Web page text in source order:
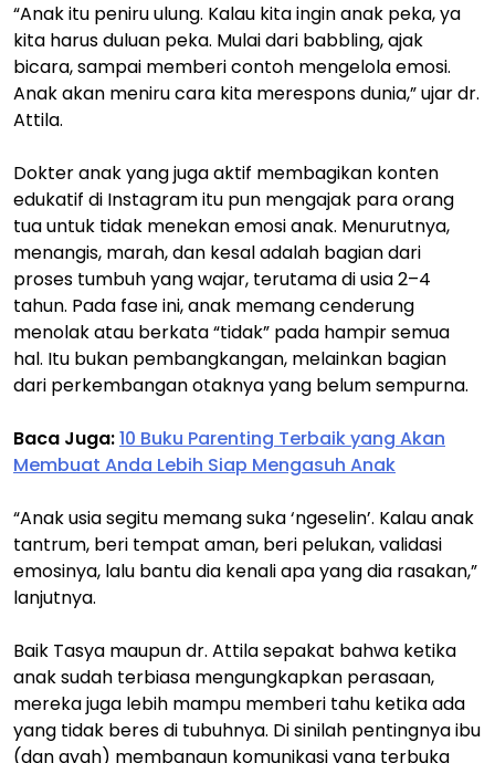
“Anak itu peniru ulung. Kalau kita ingin anak peka, ya
kita harus duluan peka. Mulai dari babbling, ajak
bicara, sampai memberi contoh mengelola emosi.
Anak akan meniru cara kita merespons dunia,” ujar dr.
Attila.
Dokter anak yang juga aktif membagikan konten
edukatif di Instagram itu pun mengajak para orang
tua untuk tidak menekan emosi anak. Menurutnya,
menangis, marah, dan kesal adalah bagian dari
proses tumbuh yang wajar, terutama di usia 2–4
tahun. Pada fase ini, anak memang cenderung
menolak atau berkata “tidak” pada hampir semua
hal. Itu bukan pembangkangan, melainkan bagian
dari perkembangan otaknya yang belum sempurna.
Baca Juga:10 Buku Parenting Terbaik yang Akan
Membuat Anda Lebih Siap Mengasuh Anak
“Anak usia segitu memang suka ‘ngeselin’. Kalau anak
tantrum, beri tempat aman, beri pelukan, validasi
emosinya, lalu bantu dia kenali apa yang dia rasakan,”
lanjutnya.
Baik Tasya maupun dr. Attila sepakat bahwa ketika
anak sudah terbiasa mengungkapkan perasaan,
mereka juga lebih mampu memberi tahu ketika ada
yang tidak beres di tubuhnya. Di sinilah pentingnya ibu
(dan ayah) membangun komunikasi yang terbuka